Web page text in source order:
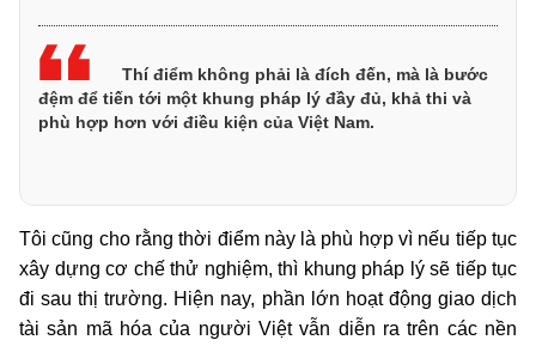
Thí điểm không phải là đích đến, mà là bước
đệm để tiến tới một khung pháp lý đầy đủ, khả thi và
phù hợp hơn với điều kiện của Việt Nam.
Tôi cũng cho rằng thời điểm này là phù hợp vì nếu tiếp tục
xây dựng cơ chế thử nghiệm, thì khung pháp lý sẽ tiếp tục
đi sau thị trường. Hiện nay, phần lớn hoạt động giao dịch
tài sản mã hóa của người Việt vẫn diễn ra trên các nền